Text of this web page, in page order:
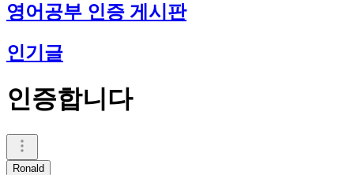
영어공부 인증 게시판
인기글
인증합니다
Ronald